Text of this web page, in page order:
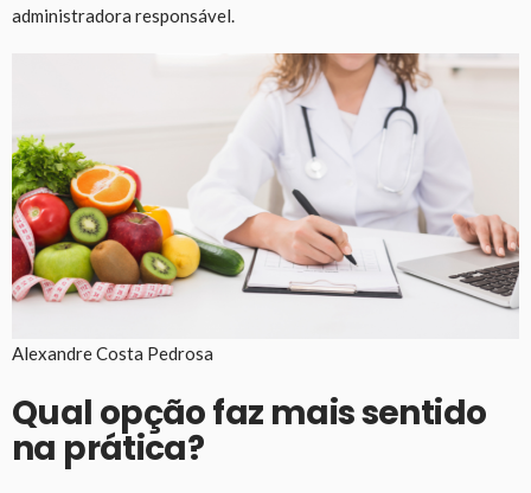
administradora responsável.
Alexandre Costa Pedrosa
Qual opção faz mais sentido
na prática?